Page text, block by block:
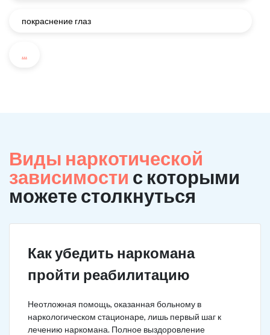
покраснение глаз
...
Виды наркотической
зависимости с которыми
можете столкнуться
Как убедить наркомана
пройти реабилитацию
Неотложная помощь, оказанная больному в
наркологическом стационаре, лишь первый шаг к
лечению наркомана. Полное выздоровление